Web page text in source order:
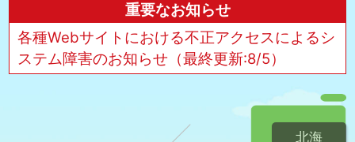
重要なお知らせ
各種Webサイトにおける不正アクセスによるシ
ステム障害のお知らせ（最終更新:8/5）
北海